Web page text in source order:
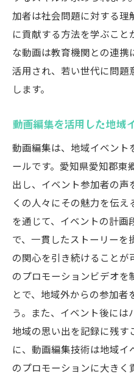
加者は社会問題に対する理
に貢献する方法を学ぶこと
な動画は教育機関との連携
活用され、若い世代に問題
します。
動画編集を活用した地域
動画編集は、地域イベント
ールです。愛知県愛知郡東
出し、イベント参加者の声
くの人々にその魅力を伝
を通じて、イベントの計画
で、一貫したストーリーを
の関心を引き続けることが
のプロモーションビデオを
とで、地域外からの参加者
う。また、イベント後には
地域の思い出を記録に残す
に、動画編集技術は地域
のプロモーションに大きく